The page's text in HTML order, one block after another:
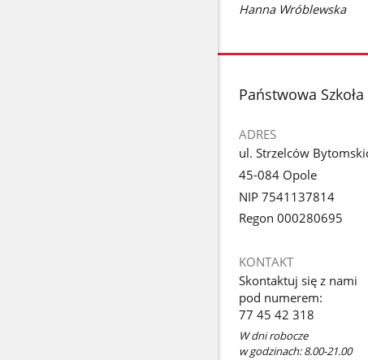
Hanna Wróblewska
stopka
Państwowa
ADRES
ul. Strzelców
45-084 Opole
NIP 7541137814
Regon 000280695
KONTAKT
Skontaktuj się z nami
pod numerem:
77 45 42 318
W dni robocze
w godzinach: 8.00-21.00